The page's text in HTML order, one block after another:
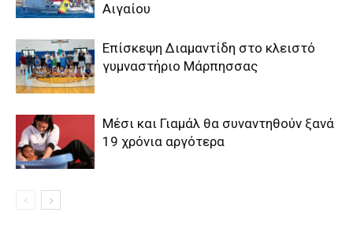
Αιγαίου
Επίσκεψη Διαμαντίδη στο κλειστό
γυμναστήριο Μάρπησσας
Μέσι και Γιαμάλ θα συναντηθούν ξανά
19 χρόνια αργότερα